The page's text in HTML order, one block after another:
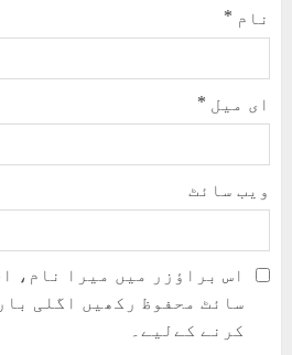
نام *
ای میل *
ویب‌ سائٹ
اس براؤزر میں میرا نام،
سائٹ محفوظ رکھیں اگلی
کرنے کےلیے۔